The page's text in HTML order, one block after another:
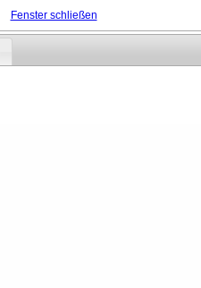
Fenster schließen